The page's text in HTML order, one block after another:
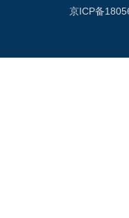
京ICP备